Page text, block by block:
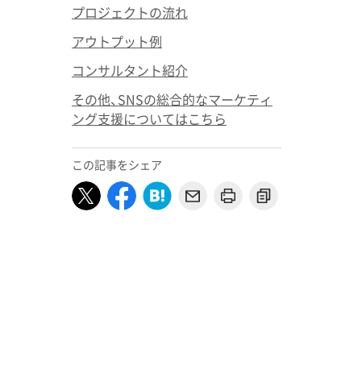
プロジェクトの流れ
アウトプット例
コンサルタント紹介
その他、SNSの総合的なマーケティ
ング支援についてはこちら
この記事をシェア